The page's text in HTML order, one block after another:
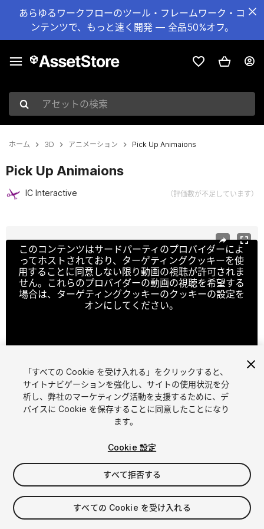
あらゆるワークフローのツール・フレームワーク・コ
ンテンツで、もっと速く開発 — 全品50%オフ。
アセットの検索
ホーム 3D アニメーション Pick Up Animaions
Pick Up Animaions
IC Interactive （評価数が不足しています）
このコンテンツはサードパーティのプロバイダーによ
ってホストされており、ターゲティングクッキーを使
用することに同意しない限り動画の視聴が許可されま
せん。これらのプロバイダーの動画の視聴を希望する
場合は、ターゲティングクッキーのクッキーの設定を
オンにしてください。
1 /6
$4.99
消費税は決済時に計算されます
「すべての Cookie を受け入れる」をクリックすると、
サイトナビゲーションを強化し、サイトの使用状況を分
析し、弊社のマーケティング活動を支援するために、デ
バイスに Cookie を保存することに同意したことになり
ます。
Cookie 設定
すべて拒否する
すべての Cookie を受け入れる